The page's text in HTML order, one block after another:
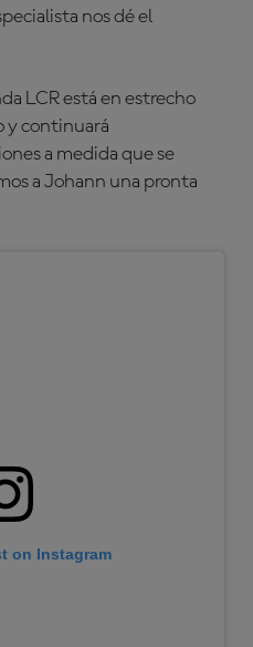
nos dé el
LCR está en estrecho
y continuará
a medida que se
a Johann una pronta
on Instagram